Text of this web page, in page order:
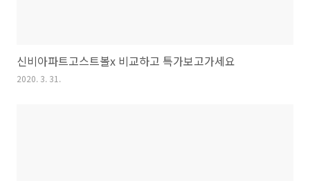
신비아파트고스트볼x 비교하고 특가보고가세요
2020. 3. 31.